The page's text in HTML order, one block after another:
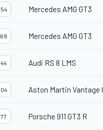
54 Mercedes AMG GT3
69 Mercedes AMG GT3
44 Audi RS 8 LMS
04 Aston Martin Vantage
77 Porsche 911 GT3 R